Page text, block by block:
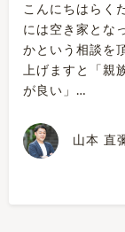
こんにちはらく
には空き家とな
かという相談を
上げますと「親
が良い」…
山本 直